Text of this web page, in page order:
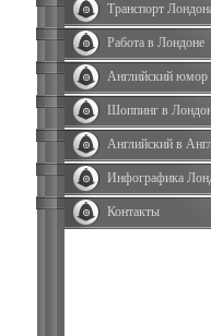
Транспорт
Работа в Лондоне
Английский юмор
Шоппинг в
Английский в
Инфографика
Контакты